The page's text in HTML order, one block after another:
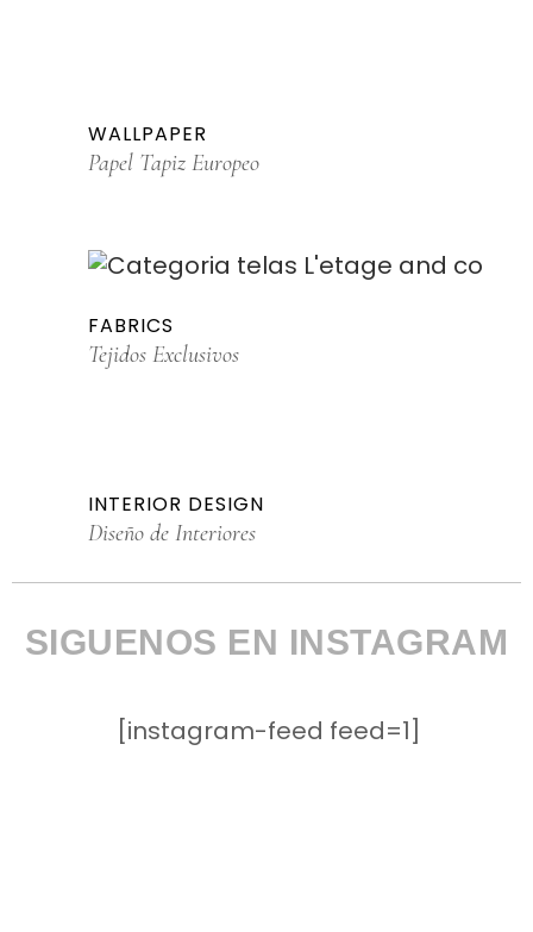
WALLPAPER
Papel Tapiz Europeo
FABRICS
Tejidos Exclusivos
INTERIOR DESIGN
Diseño de Interiores
SIGUENOS EN INSTAGRAM
[instagram-feed feed=1]